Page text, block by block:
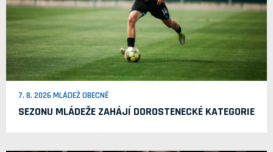
7. 8. 2026 MLÁDEŽ OBECNĚ
SEZONU MLÁDEŽE ZAHÁJÍ DOROSTENECKÉ KATEGORIE